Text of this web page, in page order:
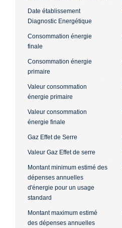
Date établissement
Diagnostic Energétique
Consommation énergie
finale
Consommation énergie
primaire
Valeur consommation
énergie primaire
Valeur consommation
énergie finale
Gaz Effet de Serre
Valeur Gaz Effet de serre
Montant minimum estimé des
dépenses annuelles
d'énergie pour un usage
standard
Montant maximum estimé
des dépenses annuelles